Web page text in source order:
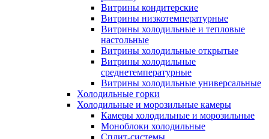
Витрины кондитерские
Витрины низкотемпературные
Витрины холодильные и тепловые
настольные
Витрины холодильные открытые
Витрины холодильные
среднетемпературные
Витрины холодильные универсальные
Холодильные горки
Холодильные и морозильные камеры
Камеры холодильные и морозильные
Моноблоки холодильные
Сплит-системы